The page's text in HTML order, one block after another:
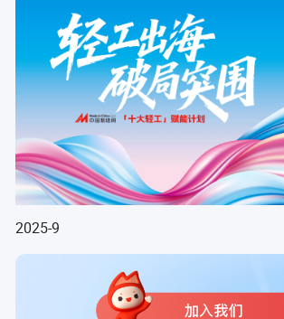
2025-9